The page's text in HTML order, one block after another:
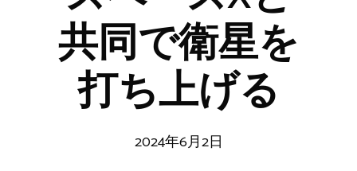
共同で衛星を
打ち上げる
2024年6月2日